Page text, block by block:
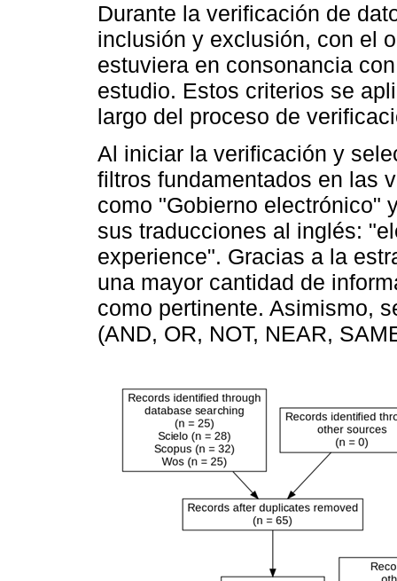
Durante la verificación de
inclusión y exclusión, con el
estuviera en consonancia
estudio. Estos criterios se
largo del proceso de
Al iniciar la verificación y
filtros fundamentados en las
como "Gobierno electrónico"
sus traducciones al inglés:
experience". Gracias a la
una mayor cantidad de
como pertinente. Asimismo,
(AND, OR, NOT, NEAR,